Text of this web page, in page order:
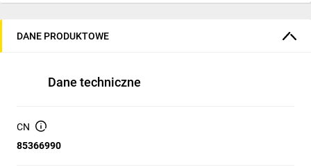
"APC" to "Angled Physical Contact", końcówka złącza jest
mniejsze straty sygnału w porównaniu do standardowych złącz.
światłowodowe, co pozwala na jednokierunkową transmisję
danych.
DANE PRODUKTOWE
Dane techniczne
CN
85366990